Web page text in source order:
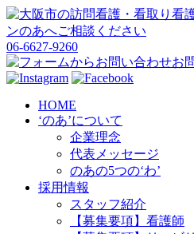
06-6627-9260
お
HOME
‘のあ’について
企業理念
代表メッセージ
のあの5つの‘わ’
採用情報
スタッフ紹介
【募集要項】看護師